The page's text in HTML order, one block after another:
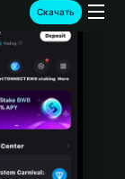
Скачать